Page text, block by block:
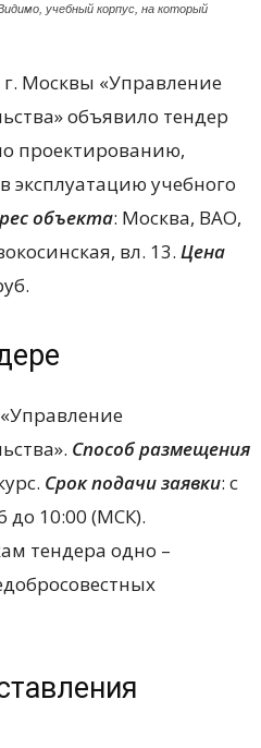
учебный корпус, на который
Москвы «Управление
объявило тендер
проектированию,
эксплуатацию учебного
объекта: Москва, ВАО,
вл. 13. Цена
Способ размещения
Срок подачи заявки: с
до 10:00 (МСК).
тендера одно –